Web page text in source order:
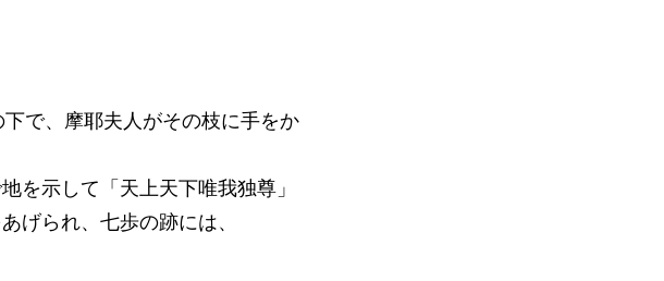
で、摩耶夫人がその枝に手をか
を示して「天上天下唯我独尊」
げられ、七歩の跡には、